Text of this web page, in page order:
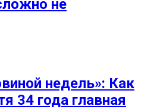
не
недель»: Как
34 года главная